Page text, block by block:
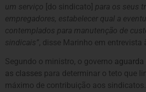
um serviço [do sindicato] para os seus
empregadores, estabelecer qual a
contemplados para manutenção de
sindicais”, disse Marinho em entrevista
Segundo o ministro, o governo aguarda
as classes para determinar o teto que
máximo de contribuição aos